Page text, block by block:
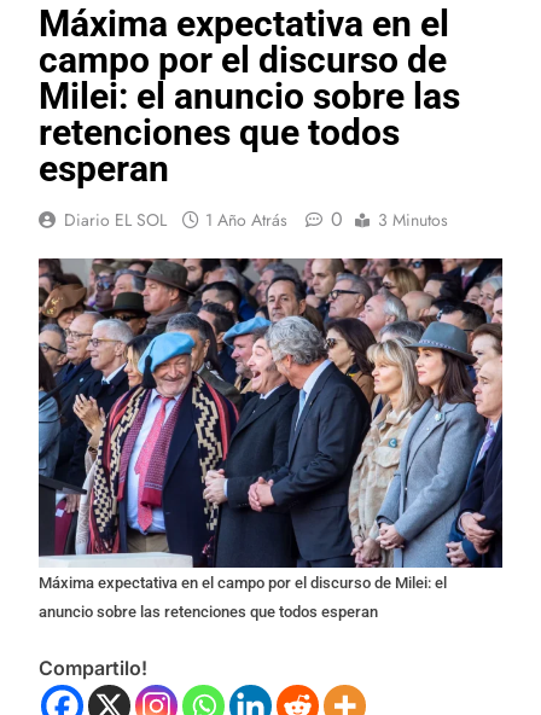
Máxima expectativa en el
campo por el discurso de
Milei: el anuncio sobre las
retenciones que todos
esperan
Diario EL SOL 1 Año Atrás 0 3 Minutos
Máxima expectativa en el campo por el discurso de Milei: el
anuncio sobre las retenciones que todos esperan
Compartilo!